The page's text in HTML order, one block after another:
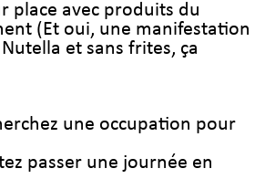
place avec produits du
(Et oui, une manifestation
et sans frites, ça
une occupation pour
passer une journée en